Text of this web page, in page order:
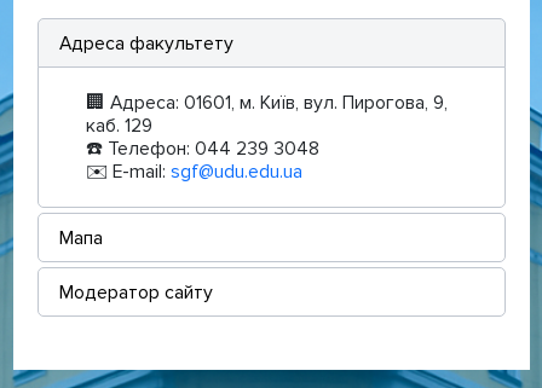
Адреса факультету
🏢 Адреса: 01601, м. Київ, вул. Пирогова, 9,
каб. 129
☎️ Телефон: 044 239 3048
✉️ E-mail: sgf@udu.edu.ua
Мапа
Модератор сайту